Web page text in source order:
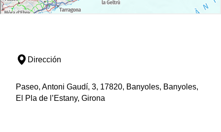
Dirección
Paseo, Antoni Gaudí, 3, 17820, Banyoles, Banyoles,
El Pla de l’Estany, Girona